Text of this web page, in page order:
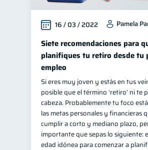
16 / 03 / 2022 Pamela
Siete recomendaciones para
planifiques tu retiro desde tu
empleo
Si eres muy joven y estás en tus
posible que el término ‘retiro’ ni te
cabeza. Probablemente tu foco
las metas personales y financieras
cumplir a corto y mediano plazo,
importante que sepas lo siguiente:
edad idónea para comenzar a